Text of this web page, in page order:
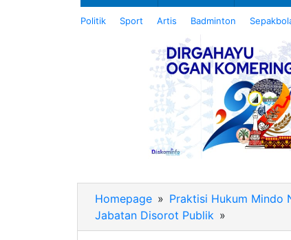
Politik Sport Artis Badminton
Homepage » Praktisi Hukum Mindo
Jabatan Disorot Publik »
20260423-